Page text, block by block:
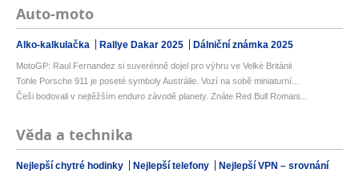
Auto-moto
Alko-kalkulačka Rallye Dakar 2025 Dálniční známka 2025
MotoGP: Raul Fernandez si suverénně dojel pro výhru ve Velké Británii
Tohle Porsche 911 je poseté symboly Austrálie. Vozí na sobě miniaturní...
Češi bodovali v nejtěžším enduro závodě planety. Znáte Red Bull Romani...
Věda a technika
Nejlepší chytré hodinky Nejlepší telefony Nejlepší VPN – srovnání